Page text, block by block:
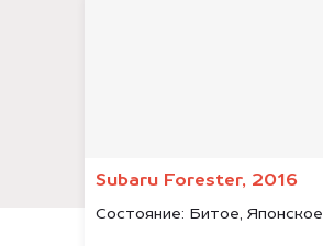
Subaru Forester, 2016
Состояние: Битое, Японское